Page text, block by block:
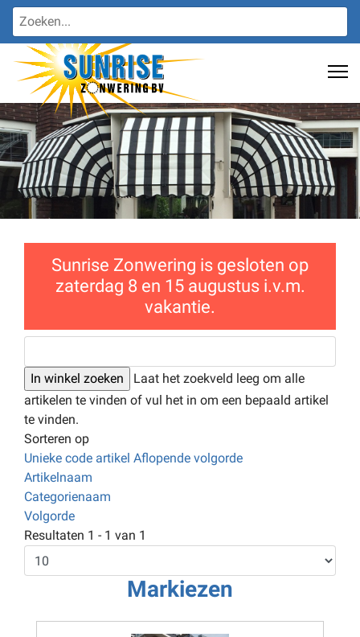
Sunrise Zonwering is gesloten op
zaterdag 8 en 15 augustus i.v.m.
vakantie.
Laat het zoekveld leeg om alle
artikelen te vinden of vul het in om een bepaald artikel
te vinden.
Sorteren op
Unieke code artikel Aflopende volgorde
Artikelnaam
Categorienaam
Volgorde
Resultaten 1 - 1 van 1
Markiezen